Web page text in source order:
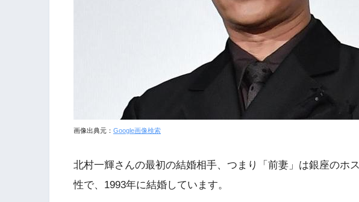
画像出典元： Google画像検索
北村一輝さんの最初の結婚相手、つまり「前妻」は銀座のホ
性で、1993年に結婚しています。